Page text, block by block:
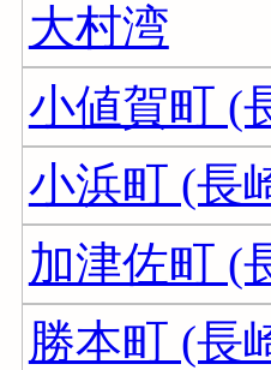
大村湾
小値賀町 (
小浜町 (長
加津佐町 (
勝本町 (長